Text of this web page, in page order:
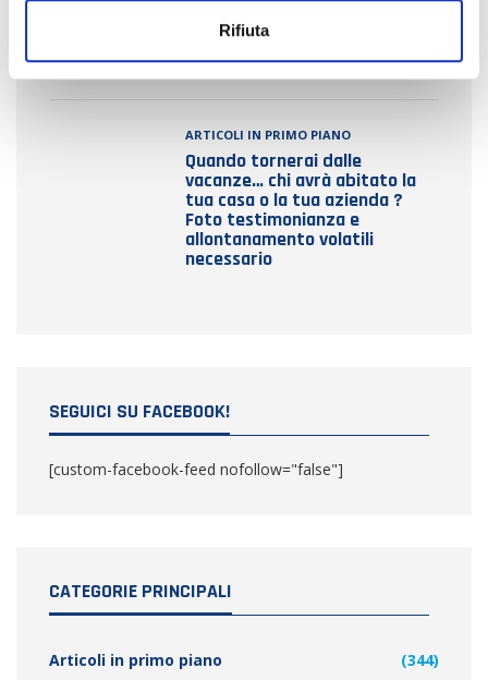
Rifiuta
quando il lavoro non è eseguito
da professionisti
ARTICOLI IN PRIMO PIANO
Quando tornerai dalle
vacanze… chi avrà abitato la
tua casa o la tua azienda ?
Foto testimonianza e
allontanamento volatili
necessario
SEGUICI SU FACEBOOK!
[custom-facebook-feed nofollow="false"]
CATEGORIE PRINCIPALI
Articoli in primo piano (344)